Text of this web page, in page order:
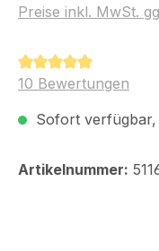
Preise inkl. MwSt.
Durchschnittliche
10 Bewertungen
Sofort verfügbar,
Artikelnummer: